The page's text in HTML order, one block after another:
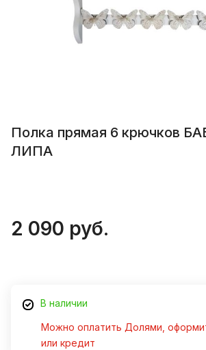
Полка прямая 6 крючков
ЛИПА
2 090 руб.
В наличии
Можно оплатить Долями,
или кредит